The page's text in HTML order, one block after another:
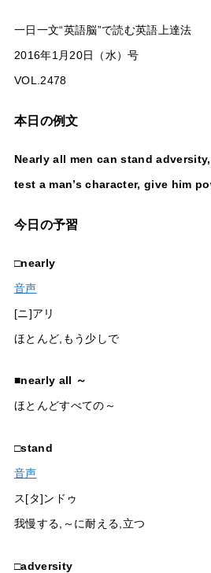
一日一文“英語脳”で読む英語上達法
2016年1月20日（水）号
VOL.2478
本日の例文
Nearly all men can stand
test a man’s character, give him
今日の予習
□nearly
音声
[ニ]アリ
ほとんど,もう少しで
■nearly all ～
ほとんどすべての～
□stand
音声
ス[タ]ンドゥ
我慢する,～に耐える,立つ
□adversity